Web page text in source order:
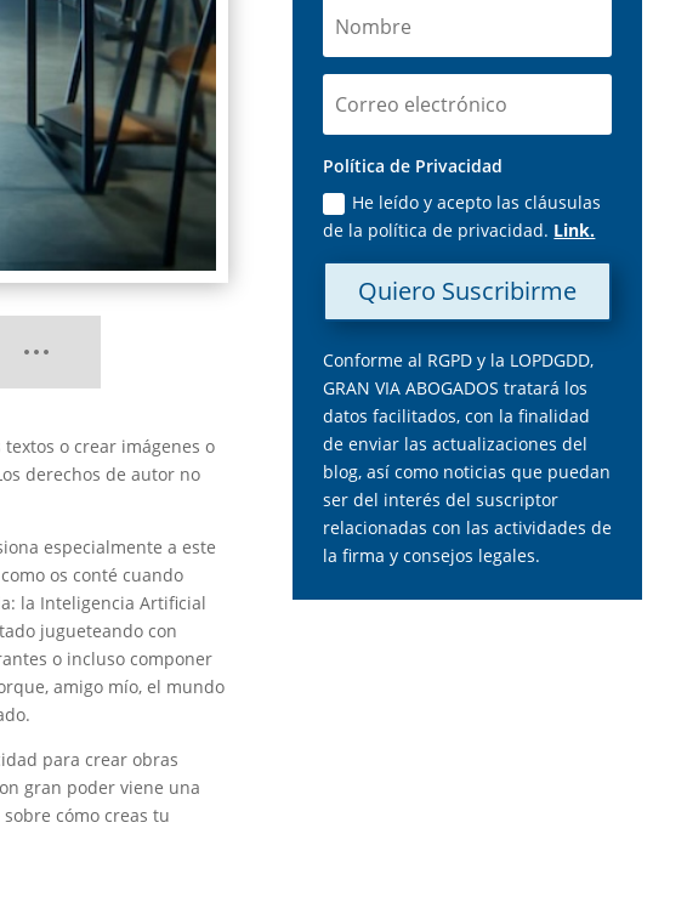
o crear imágenes o
derechos de autor no
especialmente a este
os conté cuando
la Inteligencia Artificial
jugueteando con
o incluso componer
amigo mío, el mundo
para crear obras
gran poder viene una
cómo creas tu
Política de Privacidad
He leído y acepto las cláusulas
de la política de privacidad. Link.
Quiero Suscribirme
Conforme al RGPD y la LOPDGDD,
GRAN VIA ABOGADOS tratará los
datos facilitados, con la finalidad
de enviar las actualizaciones del
blog, así como noticias que puedan
ser del interés del suscriptor
relacionadas con las actividades de
la firma y consejos legales.